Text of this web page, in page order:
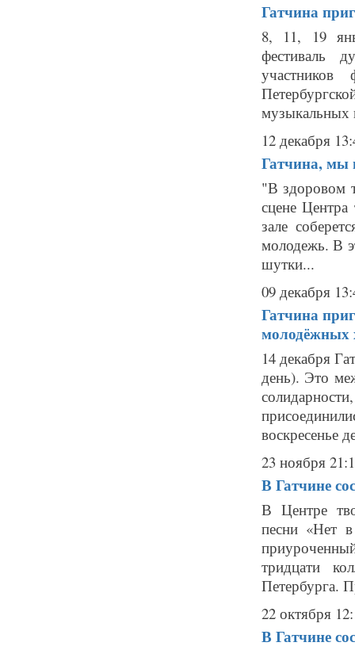
Гатчина
8, 11, 19
фестиваль
музыкальных
12 декабря
Гатчина,
"В здоровом
сцене
зале
молодежь. В
шутки...
09 декабря
Гатчина
молодёжных
14 декабря
день). Это
воскресенье
23 ноября
В Гатчине
В Центре
песни «Нет
тридцати
Петербурга.
22 октября
В Гатчине